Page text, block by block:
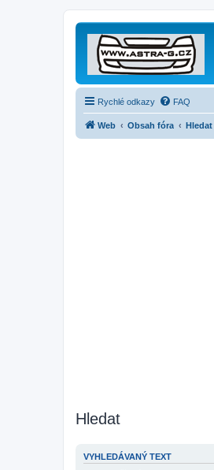
Rychlé odkazy FAQ
Web Obsah fóra Hledat
Hledat
VYHLEDÁVANÝ TEXT